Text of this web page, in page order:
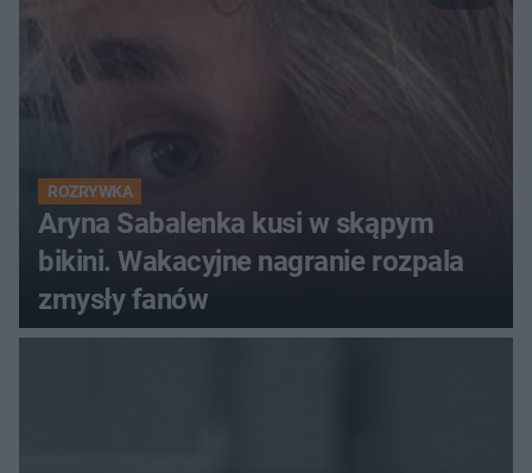
ROZRYWKA
Aryna Sabalenka kusi w skąpym
bikini. Wakacyjne nagranie rozpala
zmysły fanów